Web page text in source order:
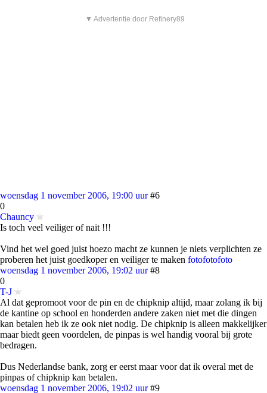
▼ Advertentie door Refinery89
woensdag 1 november 2006, 19:00 uur #6
0
Chauncy
Is toch veel veiliger of nait !!!
Vind het wel goed juist hoezo macht ze kunnen je niets verplichten ze
proberen het juist goedkoper en veiliger te maken fotofotofoto
woensdag 1 november 2006, 19:02 uur #8
0
T-J
Al dat gepromoot voor de pin en de chipknip altijd, maar zolang ik bij
de kantine op school en honderden andere zaken niet met die dingen
kan betalen heb ik ze ook niet nodig. De chipknip is alleen makkelijker
maar biedt geen voordelen, de pinpas is wel handig vooral bij grote
bedragen.
Dus Nederlandse bank, zorg er eerst maar voor dat ik overal met de
pinpas of chipknip kan betalen.
woensdag 1 november 2006, 19:02 uur #9